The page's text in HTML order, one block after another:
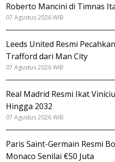
Roberto Mancini di Timnas
07 Agustus 2026 WIB
Leeds United Resmi
Trafford dari Man City
07 Agustus 2026 WIB
Real Madrid Resmi Ikat
Hingga 2032
07 Agustus 2026 WIB
Paris Saint-Germain Resmi
Monaco Senilai €50 Juta